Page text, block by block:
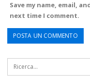
Save my name, email,
next time I comment.